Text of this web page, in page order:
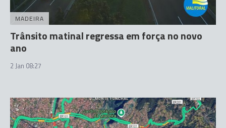
MADEIRA
Trânsito matinal regressa em força no novo
ano
2 Jan 08:27